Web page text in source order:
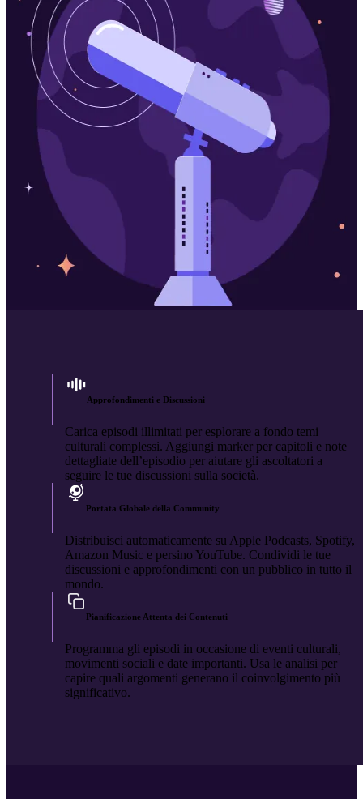
Approfondimenti e Discussioni
Carica episodi illimitati per esplorare a fondo temi
culturali complessi. Aggiungi marker per capitoli e note
dettagliate dell’episodio per aiutare gli ascoltatori a
seguire le tue discussioni sulla società.
Portata Globale della Community
Distribuisci automaticamente su Apple Podcasts, Spotify,
Amazon Music e persino YouTube. Condividi le tue
discussioni e approfondimenti con un pubblico in tutto il
mondo.
Pianificazione Attenta dei Contenuti
Programma gli episodi in occasione di eventi culturali,
movimenti sociali e date importanti. Usa le analisi per
capire quali argomenti generano il coinvolgimento più
significativo.